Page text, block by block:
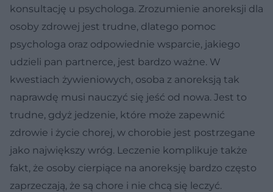
konsultację u psychologa. Zrozumienie anoreksji dla
osoby zdrowej jest trudne, dlatego pomoc
psychologa oraz odpowiednie wsparcie, jakiego
udzieli pan partnerce, jest bardzo ważne. W
kwestiach żywieniowych, osoba z anoreksją tak
naprawdę musi nauczyć się jeść od nowa. Jest to
trudne, gdyż jedzenie, które może zapewnić
zdrowie i życie chorej, w chorobie jest postrzegane
jako największy wróg. Leczenie komplikuje także
fakt, że osoby cierpiące na anoreksję bardzo często
zaprzeczają, że są chore i nie chcą się leczyć.